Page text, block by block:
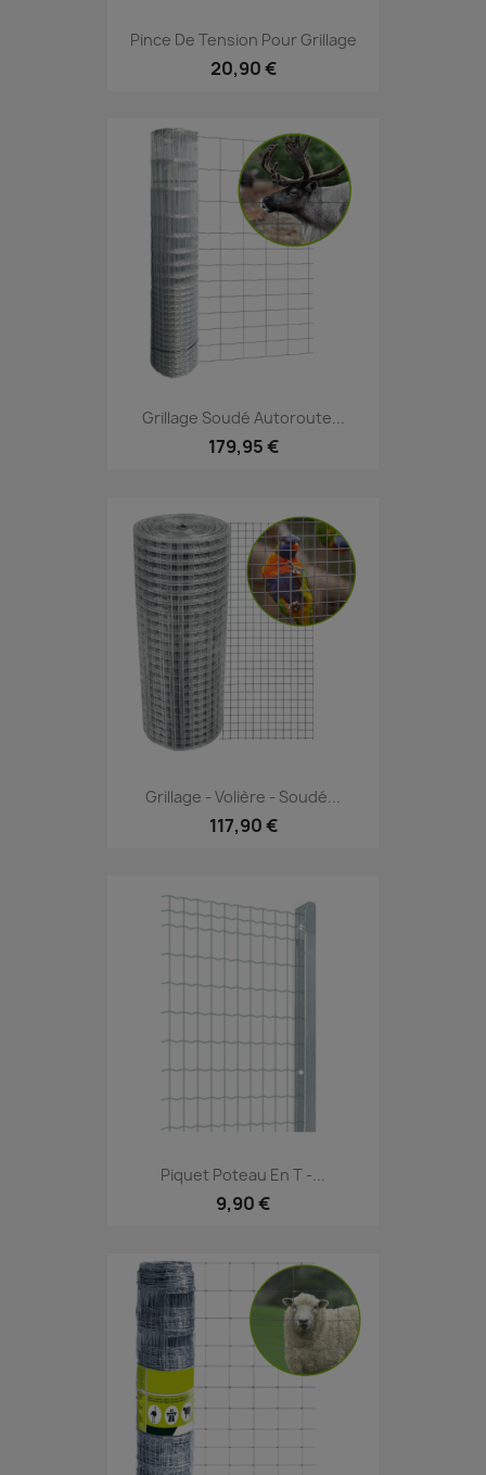
Pince De Tension Pour Grillage
20,90 €
Grillage Soudé Autoroute...
179,95 €
Grillage - Volière - Soudé...
117,90 €
Piquet Poteau En T -...
9,90 €